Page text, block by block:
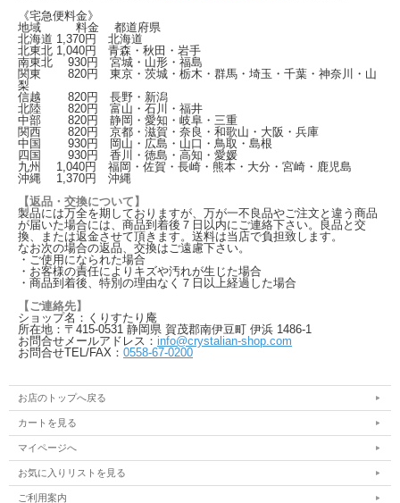
《宅急便料金》
地域 料金 都道府県
北海道 1,370円 北海道
北東北 1,040円 青森・秋田・岩手
南東北 930円 宮城・山形・福島
関東 820円 東京・茨城・栃木・群馬・埼玉・千葉・神奈川・山
梨
信越 820円 長野・新潟
北陸 820円 富山・石川・福井
中部 820円 静岡・愛知・岐阜・三重
関西 820円 京都・滋賀・奈良・和歌山・大阪・兵庫
中国 930円 岡山・広島・山口・鳥取・島根
四国 930円 香川・徳島・高知・愛媛
九州 1,040円 福岡・佐賀・長崎・熊本・大分・宮崎・鹿児島
沖縄 1,370円 沖縄
【返品・交換について】
製品には万全を期しておりますが、万が一不良品やご注文と違う商品
が届いた場合には、商品到着後７日以内にご連絡下さい。良品と交
換、または返金させて頂きます。送料は当店で負担致します。
なお次の場合の返品、交換はご遠慮下さい。
・ご使用になられた場合
・お客様の責任によりキズや汚れが生じた場合
・商品到着後、特別の理由なく７日以上経過した場合
【ご連絡先】
ショップ名：くりすたり庵
所在地：〒415-0531 静岡県 賀茂郡南伊豆町 伊浜 1486-1
お問合せメールアドレス： info@crystalian-shop.com
お問合せTEL/FAX： 0558-67-0200
お店のトップへ戻る
カートを見る
マイページへ
お気に入りリストを見る
ご利用案内